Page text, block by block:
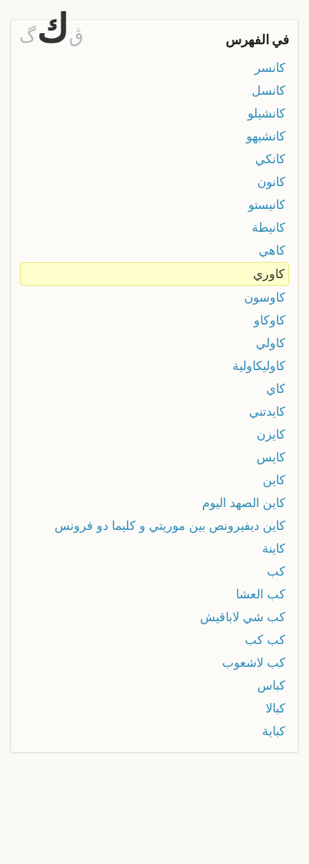
في الفهرس ڨك گ
كانسر
كانسل
كانشيلو
كانشيهو
كانكي
كانون
كانيستو
كانيطة
كاهي
كاوري
كاوسون
كاوكاو
كاولي
كاوليكاولية
كاي
كايدتني
كايزن
كايس
كاين
كاين الصهد اليوم
كاين ديفيرونص بين موريتي و كليما دو فرونس
كاينة
كب
كب العشا
كب شي لاباقيش
كب كب
كب لاشعوب
كباس
كبالا
كباية